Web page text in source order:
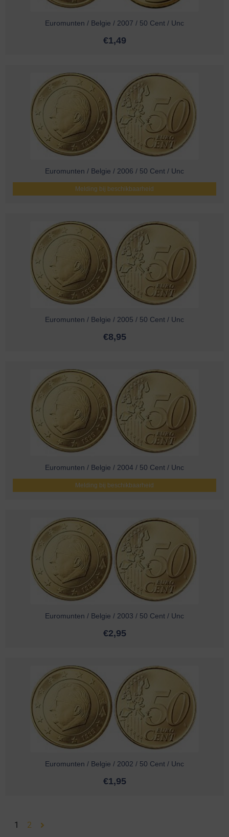
Euromunten / Belgie / 2007 / 50 Cent / Unc
€1,49
Euromunten / Belgie / 2006 / 50 Cent / Unc
Melding bij beschikbaarheid
Euromunten / Belgie / 2005 / 50 Cent / Unc
€8,95
Euromunten / Belgie / 2004 / 50 Cent / Unc
Melding bij beschikbaarheid
Euromunten / Belgie / 2003 / 50 Cent / Unc
€2,95
Euromunten / Belgie / 2002 / 50 Cent / Unc
€1,95
1 2